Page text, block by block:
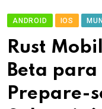
ANDROID IOS
Rust
Beta
Prepare-